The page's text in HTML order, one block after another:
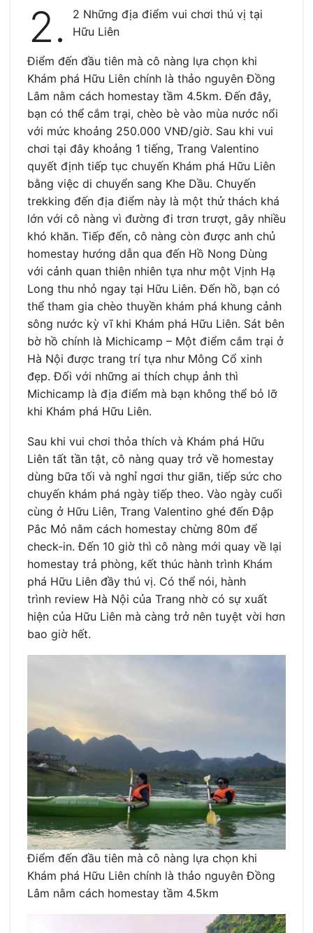
2.
2 Những địa điểm vui chơi thú vị tại
Hữu Liên
Điểm đến đầu tiên mà cô nàng lựa chọn khi
Khám phá Hữu Liên chính là thảo nguyên Đồng
Lâm nằm cách homestay tầm 4.5km. Đến đây,
bạn có thể cắm trại, chèo bè vào mùa nước nổi
với mức khoảng 250.000 VNĐ/giờ. Sau khi vui
chơi tại đây khoảng 1 tiếng, Trang Valentino
quyết định tiếp tục chuyến Khám phá Hữu Liên
bằng việc di chuyển sang Khe Dầu. Chuyến
trekking đến địa điểm này là một thử thách khá
lớn với cô nàng vì đường đi trơn trượt, gây nhiều
khó khăn. Tiếp đến, cô nàng còn được anh chủ
homestay hướng dẫn qua đến Hồ Nong Dùng
với cảnh quan thiên nhiên tựa như một Vịnh Hạ
Long thu nhỏ ngay tại Hữu Liên. Đến hồ, bạn có
thể tham gia chèo thuyền khám phá khung cảnh
sông nước kỳ vĩ khi Khám phá Hữu Liên. Sát bên
bờ hồ chính là Michicamp – Một điểm cắm trại ở
Hà Nội được trang trí tựa như Mông Cổ xinh
đẹp. Đối với những ai thích chụp ảnh thì
Michicamp là địa điểm mà bạn không thể bỏ lỡ
khi Khám phá Hữu Liên.
Sau khi vui chơi thỏa thích và Khám phá Hữu
Liên tất tần tật, cô nàng quay trở về homestay
dùng bữa tối và nghỉ ngơi thư giãn, tiếp sức cho
chuyến khám phá ngày tiếp theo. Vào ngày cuối
cùng ở Hữu Liên, Trang Valentino ghé đến Đập
Pắc Mỏ nằm cách homestay chừng 80m để
check-in. Đến 10 giờ thì cô nàng mới quay về lại
homestay trả phòng, kết thúc hành trình Khám
phá Hữu Liên đầy thú vị. Có thể nói, hành
trình review Hà Nội của Trang nhờ có sự xuất
hiện của Hữu Liên mà càng trở nên tuyệt vời hơn
bao giờ hết.
Điểm đến đầu tiên mà cô nàng lựa chọn khi
Khám phá Hữu Liên chính là thảo nguyên Đồng
Lâm nằm cách homestay tầm 4.5km